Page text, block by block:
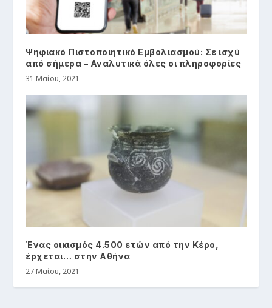
Ψηφιακό Πιστοποιητικό Εμβολιασμού: Σε ισχύ
από σήμερα – Αναλυτικά όλες οι πληροφορίες
31 Μαΐου, 2021
Ένας οικισμός 4.500 ετών από την Κέρο,
έρχεται… στην Αθήνα
27 Μαΐου, 2021